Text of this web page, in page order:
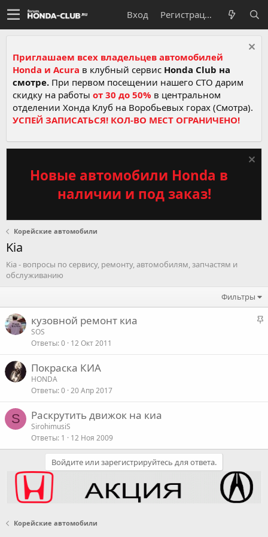
Вход Регистрация
Приглашаем всех владельцев автомобилей
Honda и Acura в клубный сервис Honda Club на
смотре. При первом посещении нашего СТО дарим
скидку на работы от 30 до 50% в центральном
отделении Хонда Клуб на Воробьевых горах (Смотра).
УСПЕЙ ЗАПИСАТЬСЯ! КОЛ-ВО МЕСТ ОГРАНИЧЕНО!
Новые автомобили Honda в
наличии и под заказ!
Корейские автомобили
Kia
Kia - вопросы по сервису, ремонту, автомобилям, запчастям и
обслуживанию
Фильтры
З
кузовной ремонт киа
SOS
Ответы 0 12 Окт 2011
Покраска КИА
HONDA
Ответы 0 20 Апр 2017
S Раскрутить движок на киа
SirohimusiS
Ответы 1 12 Ноя 2009
Войдите или зарегистрируйтесь для ответа.
Корейские автомобили